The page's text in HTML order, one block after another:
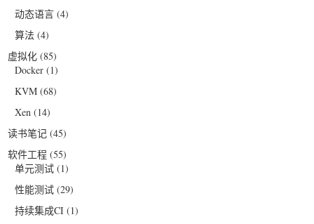
动态语言 (4)
算法 (4)
虚拟化 (85)
Docker (1)
KVM (68)
Xen (14)
读书笔记 (45)
软件工程 (55)
单元测试 (1)
性能测试 (29)
持续集成CI (1)